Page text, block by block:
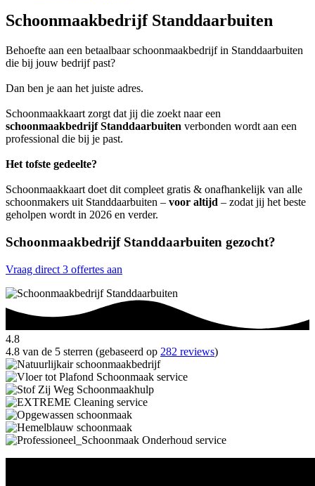
Schoonmaakbedrijf Standdaarbuiten
Behoefte aan een betaalbaar schoonmaakbedrijf in Standdaarbuiten
die bij jouw bedrijf past?
Dan ben je aan het juiste adres.
Schoonmaakkaart zorgt dat jij die zoekt naar een
schoonmaakbedrijf Standdaarbuiten verbonden wordt aan een
professional die bij je past.
Het tofste gedeelte?
Schoonmaakkaart doet dit compleet gratis & onafhankelijk van alle
schoonmakers uit Standdaarbuiten – voor altijd – zodat jij het beste
geholpen wordt in 2026 en verder.
Schoonmaakbedrijf Standdaarbuiten gezocht?
Vraag direct 3 offertes aan
4.8
4.8 van de 5 sterren (gebaseerd op 282 reviews)